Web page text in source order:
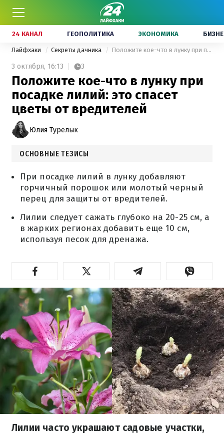
24 КАНАЛ ГЕОПОЛИТИКА ЭКОНОМИКА
Лайфхаки Секреты дачника Положите кое-что в лунку при посадке лилий: это спасет цветы от вредителей
3 октября, 16:13 3
Положите кое-что в лунку при
посадке лилий: это спасет
цветы от вредителей
Юлия Турелык
ОСНОВНЫЕ ТЕЗИСЫ
При посадке лилий в лунку добавляют
горчичный порошок или молотый черный
перец для защиты от вредителей.
Лилии следует сажать глубоко на 20-25 см, а
в жарких регионах добавить еще 10 см,
используя песок для дренажа.
Лилии часто украшают садовые участки,